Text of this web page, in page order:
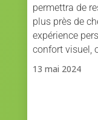
permettra de
plus près de
expérience
confort visuel,
13 mai 2024